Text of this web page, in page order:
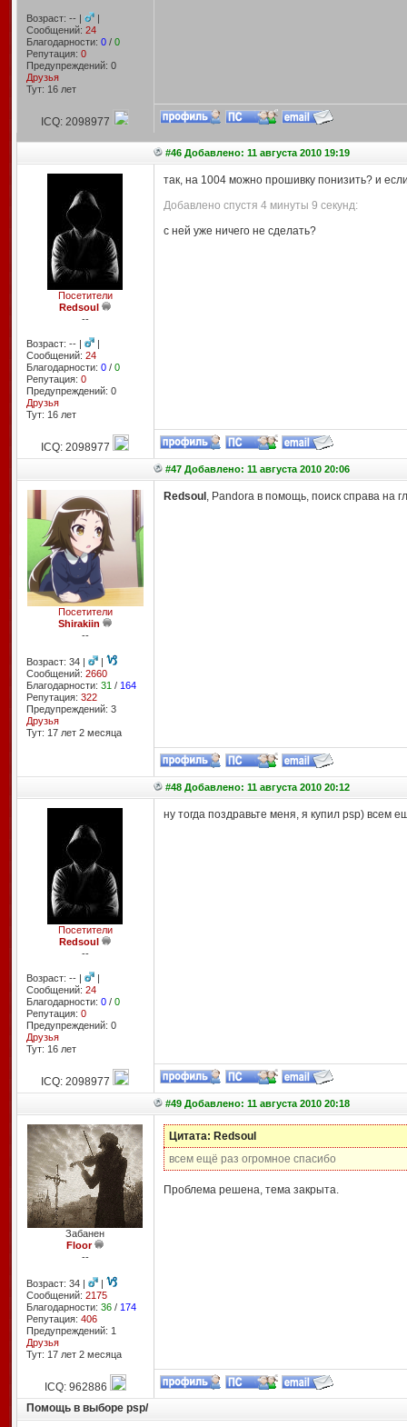
Возраст: -- |
|
Сообщений: 24
Благодарности: 0/ 0
Репутация: 0
Предупреждений: 0
Друзья
Тут: 16 лет
ICQ: 2098977
#46 Добавлено: 11 августа 2010 19:19
Посетители
Redsoul
--
Возраст: -- |
|
Сообщений: 24
Благодарности: 0/ 0
Репутация: 0
Предупреждений: 0
Друзья
Тут: 16 лет
так, на 1004 можно прошивку понизить? и
Добавлено спустя 4 минуты 9 секунд:
с ней уже ничего не сделать?
ICQ: 2098977
#47 Добавлено: 11 августа 2010 20:06
Посетители
Shirakiin
--
Возраст: 34 |
|
Сообщений: 2660
Благодарности: 31 / 164
Репутация: 322
Предупреждений: 3
Друзья
Тут: 17 лет 2 месяцa
Redsoul , Pandora в помощь, поиск справа на
#48 Добавлено: 11 августа 2010 20:12
Посетители
Redsoul
--
Возраст: -- |
|
Сообщений: 24
Благодарности: 0/ 0
Репутация: 0
Предупреждений: 0
Друзья
Тут: 16 лет
ну тогда поздравьте меня, я купил psp) всем
ICQ: 2098977
#49 Добавлено: 11 августа 2010 20:18
Забанен
Floor
--
Возраст: 34 |
|
Сообщений: 2175
Благодарности: 36/ 174
Репутация: 406
Предупреждений: 1
Друзья
Тут: 17 лет 2 месяцa
Цитата: Redsoul
всем ещё раз огромное спасибо
Проблема решена, тема закрыта.
ICQ: 962886
Помощь в выборе psp/